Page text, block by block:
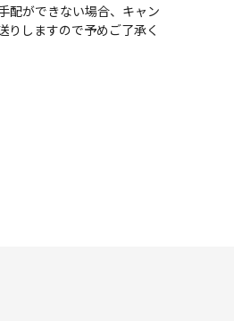
配ができない場合、キャン
りしますので予めご了承く